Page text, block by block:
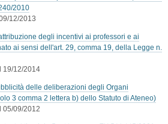
2010
12/2013
degli incentivi ai professori e ai
ai sensi dell'art. 29, comma 19, della Legge n.
19/12/2014
delle deliberazioni degli Organi
3 comma 2 lettera b) dello Statuto di Ateneo)
05/09/2012